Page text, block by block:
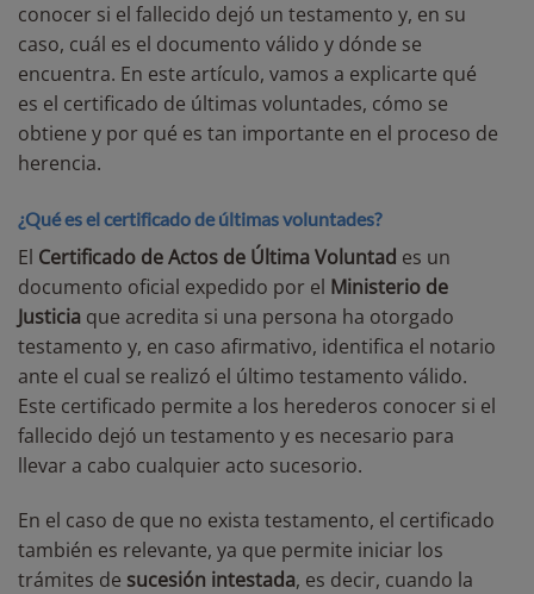
conocer si el fallecido dejó un testamento y, en su
caso, cuál es el documento válido y dónde se
encuentra. En este artículo, vamos a explicarte qué
es el certificado de últimas voluntades, cómo se
obtiene y por qué es tan importante en el proceso de
herencia.
¿Qué es el certificado de últimas voluntades?
El Certificado de Actos de Última Voluntad es un
documento oficial expedido por el Ministerio de
Justicia que acredita si una persona ha otorgado
testamento y, en caso afirmativo, identifica el notario
ante el cual se realizó el último testamento válido.
Este certificado permite a los herederos conocer si el
fallecido dejó un testamento y es necesario para
llevar a cabo cualquier acto sucesorio.
En el caso de que no exista testamento, el certificado
también es relevante, ya que permite iniciar los
trámites de sucesión intestada, es decir, cuando la